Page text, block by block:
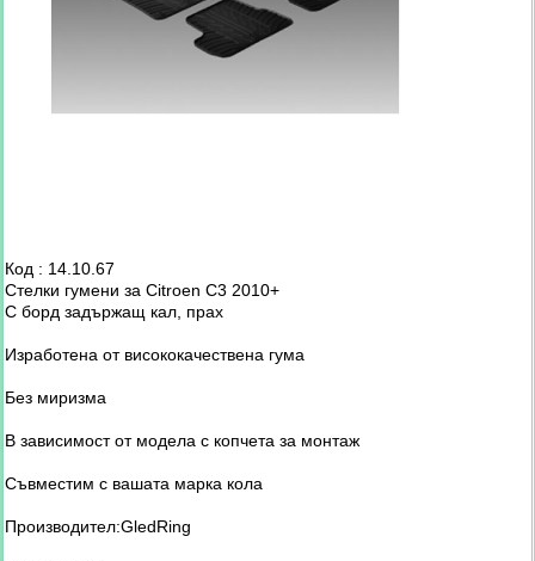
Код : 14.10.67
Стелки гумени за Citroen C3 2010+
С борд задържащ кал, прах
Изработена от висококачествена гума
Без миризма
В зависимост от модела с копчета за монтаж
Съвместим с вашата марка кола
Производител:GledRing